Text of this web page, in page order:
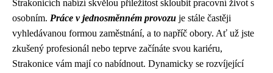
Strakonicích nabízí skvělou příležitost skloubit pracovní život s
osobním. Práce v jednosměnném provozu je stále častěji
vyhledávanou formou zaměstnání, a to napříč obory. Ať už jste
zkušený profesionál nebo teprve začínáte svou kariéru,
Strakonice vám mají co nabídnout. Dynamicky se rozvíjející